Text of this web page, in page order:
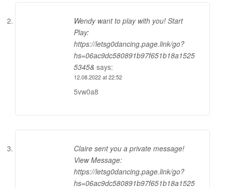
Wendy want to play with you! Start
Play:
https://letsg0dancing.page.link/go?
hs=06ac9dc580891b97f651b18a1525
5345& says:
12.08.2022 at 22:52
5vw0a8
Claire sent you a private message!
View Message:
https://letsg0dancing.page.link/go?
hs=06ac9dc580891b97f651b18a1525